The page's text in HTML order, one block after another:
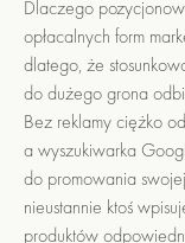
Dlaczego
opłacalnych form
dlatego, że
do dużego grona
Bez reklamy ciężko
a wyszukiwarka
do promowania
nieustannie ktoś
produktów